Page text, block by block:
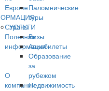
Европе
Страны
Полезная
информация
О
компании
Паломнические
туры
УСЛУГИ
Визы
Авиабилеты
Образование
за
рубежом
Недвижимость